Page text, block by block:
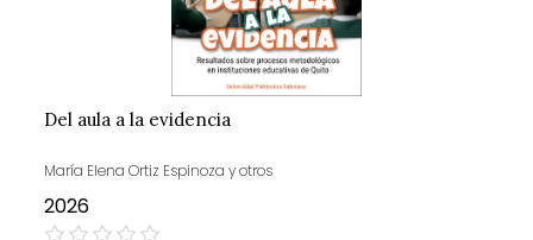
Del aula a la evidencia
María Elena Ortiz Espinoza y otros
2026